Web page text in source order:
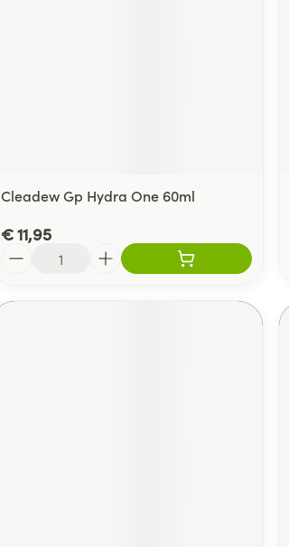
Cleadew Gp Hydra One 60ml
€ 11,95